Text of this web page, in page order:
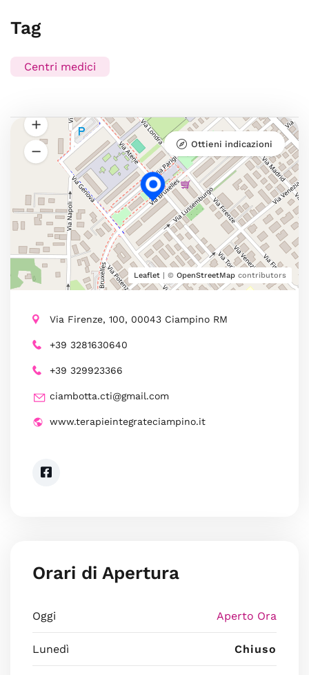
Tag
Centri medici
Leaflet | © OpenStreetMap contributors
Ottieni indicazioni
Via Firenze, 100, 00043 Ciampino RM
+39 3281630640
+39 329923366
ciambotta.cti@gmail.com
www.terapieintegrateciampino.it
Orari di Apertura
Oggi Aperto Ora
Lunedì Chiuso